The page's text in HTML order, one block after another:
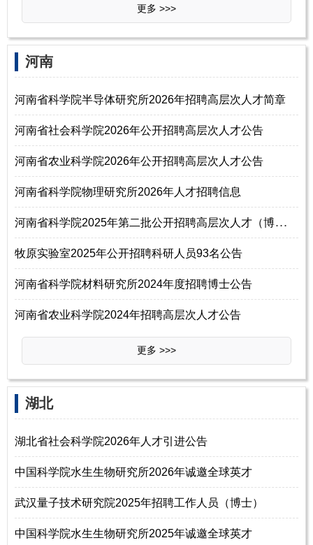
更多 >>>
河南
河南省科学院半导体研究所2026年招聘高层次人才简章
河南省社会科学院2026年公开招聘高层次人才公告
河南省农业科学院2026年公开招聘高层次人才公告
河南省科学院物理研究所2026年人才招聘信息
河
南省科学院2025年第二批公开招聘高层次人才（博士研究生）公告
牧原实验室2025年公开招聘科研人员93名公告
河南省科学院材料研究所2024年度招聘博士公告
河南省农业科学院2024年招聘高层次人才公告
更多 >>>
湖北
湖北省社会科学院2026年人才引进公告
中国科学院水生生物研究所2026年诚邀全球英才
武汉量子技术研究院2025年招聘工作人员（博士）
中国科学院水生生物研究所2025年诚邀全球英才